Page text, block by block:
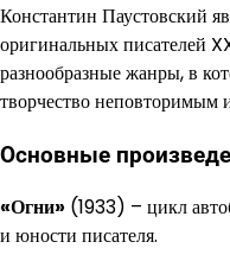
Константин Паустовский
оригинальных писателей
разнообразные жанры, в
творчество неповторимым
Основные
«Огни» (1933) – цикл
и юности писателя.